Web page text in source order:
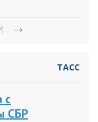
ТАСС
с
СБР